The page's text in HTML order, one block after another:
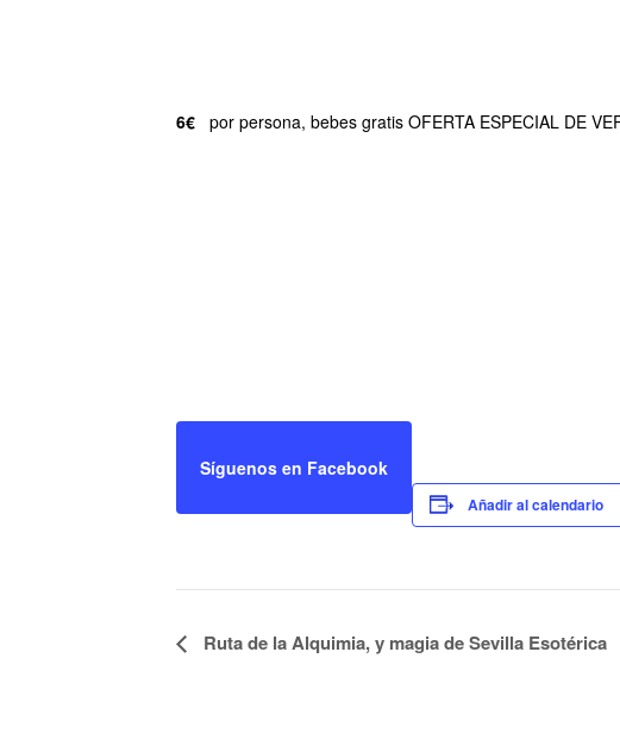
6€ por persona, bebes gratis OFERTA ESPECIAL DE
Síguenos en Facebook
Añadir al calendario
Navegación
Ruta de la Alquimia, y magia de Sevilla Esotérica